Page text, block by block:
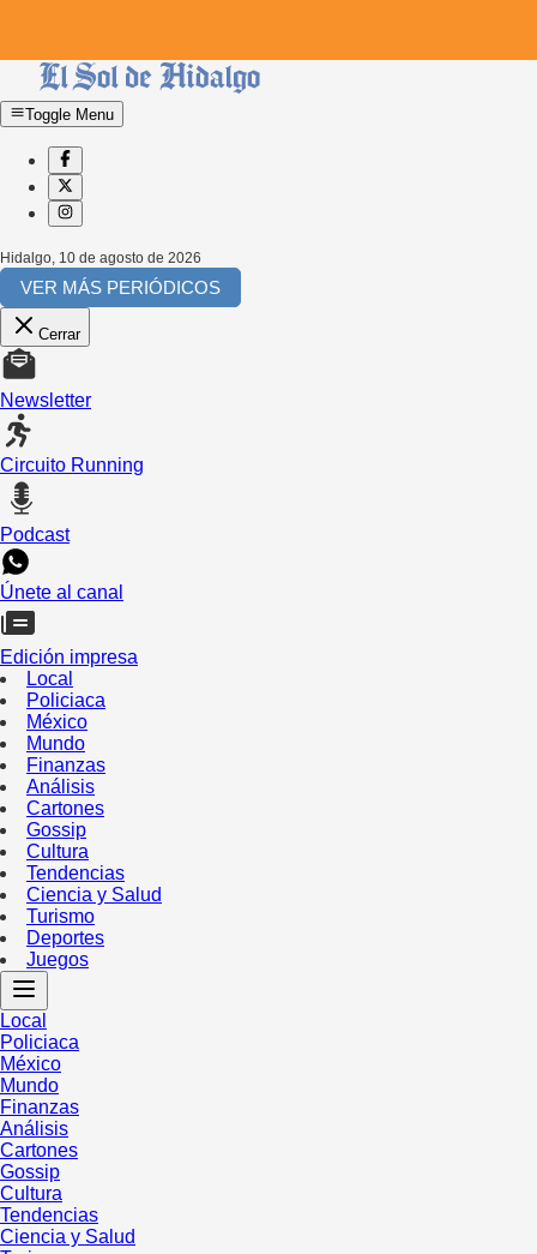
Toggle Menu
Hidalgo, 10 de agosto de 2026
VER MÁS PERIÓDICOS
Cerrar
Newsletter
Circuito Running
Podcast
Únete al canal
Edición impresa
Local
Policiaca
México
Mundo
Finanzas
Análisis
Cartones
Gossip
Cultura
Tendencias
Ciencia y Salud
Turismo
Deportes
Juegos
Local
Policiaca
México
Mundo
Finanzas
Análisis
Cartones
Gossip
Cultura
Tendencias
Ciencia y Salud